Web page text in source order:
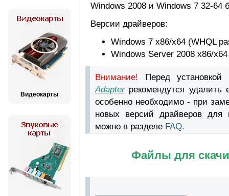
Видеокарты
Windows 2008 и Windows 7 32-64
Версии драйверов:
Windows 7 x86/x64 (WHQL
Windows Server 2008 x86/
Внимание! Перед
Adapterрекомендутся удалить
особенно необходимо - при
новых версий драйверов для
можно в разделе FAQ.
Файлы для